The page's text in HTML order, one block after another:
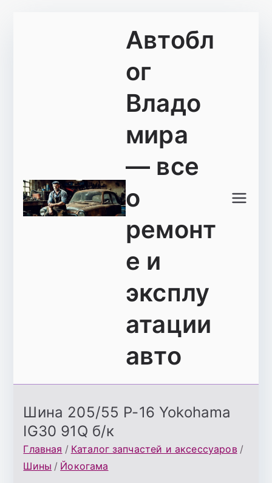
Автобл
ог
Владо
мира
— все
о
ремонт
е и
эксплу
атации
авто
Шина 205/55 Р-16 Yokohama
IG30 91Q б/к
Главная
Каталог запчастей и аксессуаров
Шины
Йокогама